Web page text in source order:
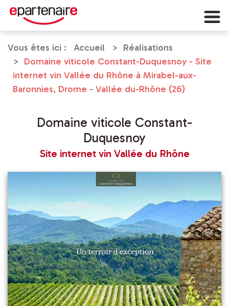
Vous êtes ici : Accueil
Réalisations
Domaine viticole Constant-Duquesnoy - Site
internet vin Vallée du Rhône à Mirabel-aux-
Baronnies, Drome - Vallée du-Rhône (26)
Domaine viticole Constant-
Duquesnoy
Site internet vin Vallée du Rhône